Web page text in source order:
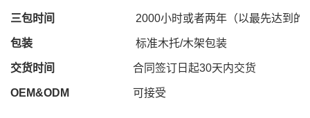
三包时间 2000小时或者两年（以最先达到的
包装 标准木托/木架包装
交货时间 合同签订日起30天内交货
OEM&ODM 可接受